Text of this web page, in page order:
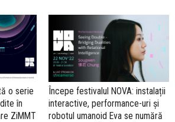
o serie
în
ZiMMT
Începe festivalul NOVA: instalații
interactive, performance-uri și
robotul umanoid Eva se numără